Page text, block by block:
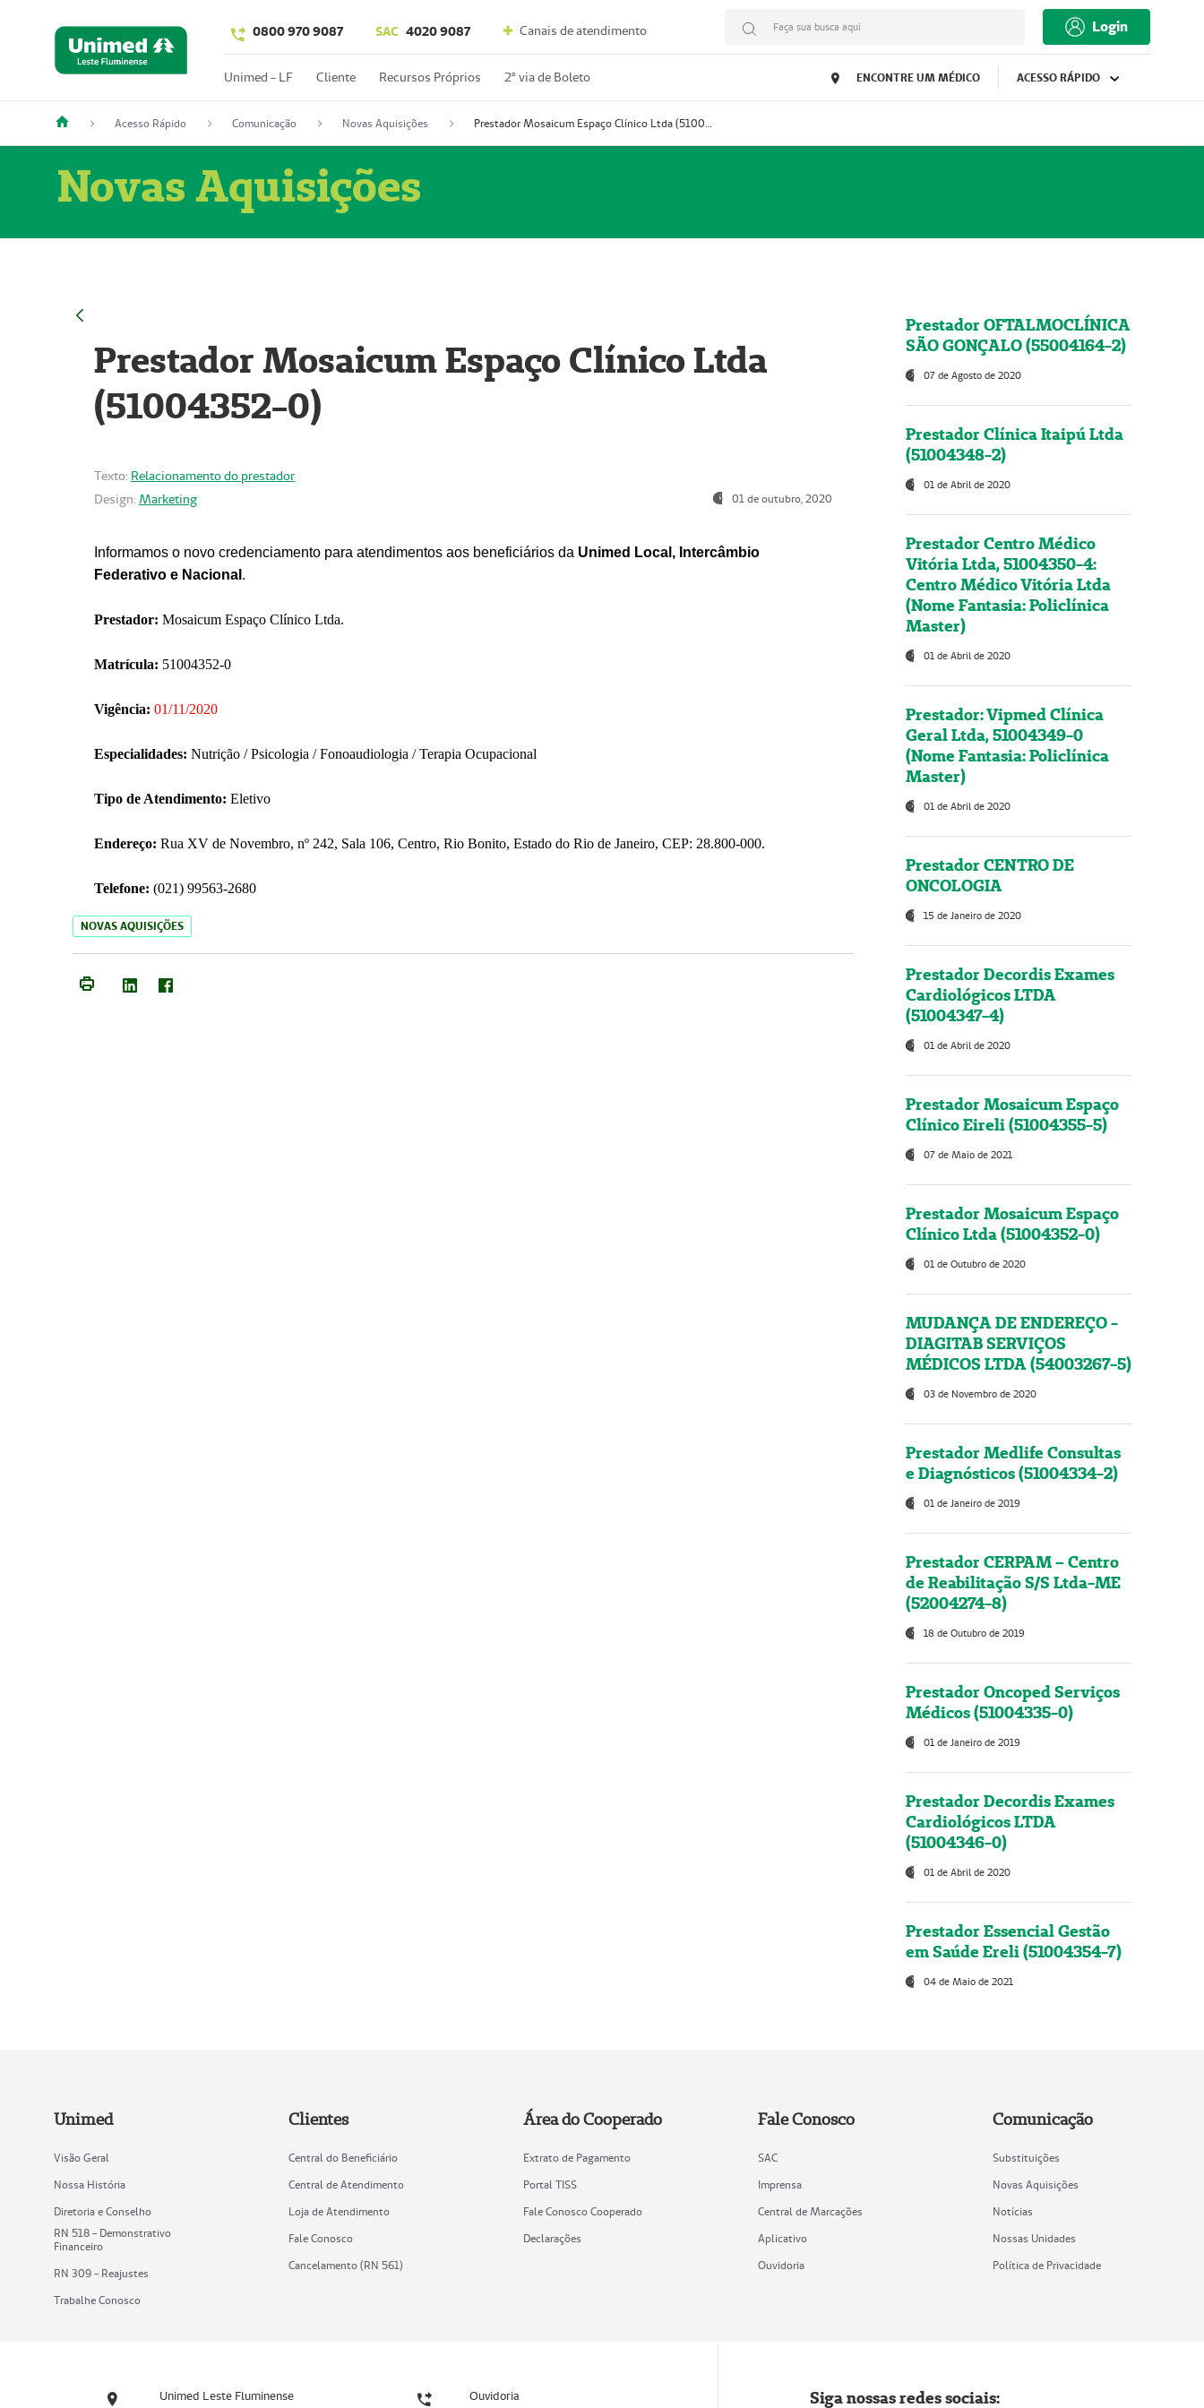
0800 970 9087 SAC 4020 9087 Canais de atendimento Faça sua busca aqui Login
Unimed - LF Cliente Recursos Próprios 2º via de Boleto ENCONTRE UM MÉDICO ACESSO RÁPIDO
Acesso Rápido Comunicação Novas Aquisições Prestador Mosaicum Espaço Clínico Ltda (51004352-0)
Novas Aquisições
Prestador Mosaicum Espaço Clínico Ltda
(51004352-0)
Texto: Relacionamento do prestador
Design: Marketing 01 de outubro, 2020
Informamos o novo credenciamento para atendimentos aos beneficiários da Unimed Local, Intercâmbio
Federativo e Nacional .
Prestador: Mosaicum Espaço Clínico Ltda.
Matrícula: 51004352-0
Vigência: 01/11/2020
Especialidades: Nutrição / Psicologia / Fonoaudiologia / Terapia Ocupacional
Tipo de Atendimento: Eletivo
Endereço: Rua XV de Novembro, nº 242, Sala 106, Centro, Rio Bonito, Estado do Rio de Janeiro, CEP: 28.800-000.
Telefone: (021) 99563-2680
NOVAS AQUISIÇÕES
Prestador OFTALMOCLÍNICA
SÃO GONÇALO (55004164-2)
07 de Agosto de 2020
Prestador Clínica Itaipú Ltda
(51004348-2)
01 de Abril de 2020
Prestador Centro Médico
Vitória Ltda, 51004350-4:
Centro Médico Vitória Ltda
(Nome Fantasia: Policlínica
Master)
01 de Abril de 2020
Prestador: Vipmed Clínica
Geral Ltda, 51004349-0
(Nome Fantasia: Policlínica
Master)
01 de Abril de 2020
Prestador CENTRO DE
ONCOLOGIA
15 de Janeiro de 2020
Prestador Decordis Exames
Cardiológicos LTDA
(51004347-4)
01 de Abril de 2020
Prestador Mosaicum Espaço
Clínico Eireli (51004355-5)
07 de Maio de 2021
Prestador Mosaicum Espaço
Clínico Ltda (51004352-0)
01 de Outubro de 2020
MUDANÇA DE ENDEREÇO -
DIAGITAB SERVIÇOS
MÉDICOS LTDA (54003267-5)
03 de Novembro de 2020
Prestador Medlife Consultas
e Diagnósticos (51004334-2)
01 de Janeiro de 2019
Prestador CERPAM – Centro
de Reabilitação S/S Ltda-ME
(52004274-8)
18 de Outubro de 2019
Prestador Oncoped Serviços
Médicos (51004335-0)
01 de Janeiro de 2019
Prestador Decordis Exames
Cardiológicos LTDA
(51004346-0)
01 de Abril de 2020
Prestador Essencial Gestão
em Saúde Ereli (51004354-7)
04 de Maio de 2021
Unimed
Visão Geral
Nossa História
Diretoria e Conselho
RN 518 - Demonstrativo
Financeiro
RN 309 - Reajustes
Trabalhe Conosco
Clientes
Central do Beneficiário
Central de Atendimento
Loja de Atendimento
Fale Conosco
Cancelamento (RN 561)
Área do Cooperado
Extrato de Pagamento
Portal TISS
Fale Conosco Cooperado
Declarações
Fale Conosco
SAC
Imprensa
Central de Marcações
Aplicativo
Ouvidoria
Comunicação
Substituições
Novas Aquisições
Notícias
Nossas Unidades
Política de Privacidade
Unimed Leste Fluminense Ouvidoria Siga nossas redes sociais: